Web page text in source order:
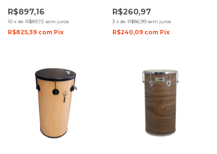
R$897,16
10 x de R$89,72 sem juros
R$825,39 com Pix
R$260,97
3 x de R$86,99 sem juros
R$240,09 com Pix